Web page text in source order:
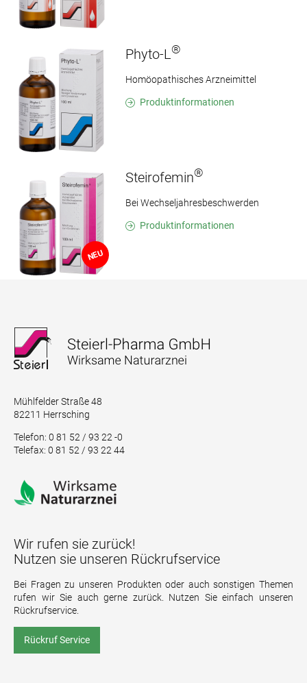
Phyto-L®
Homöopathisches Arzneimittel
Produktinformationen
NEU
Steirofemin®
Bei Wechseljahresbeschwerden
Produktinformationen
Mühlfelder Straße 48
82211 Herrsching
Telefon: 0 81 52 / 93 22 -0
Telefax: 0 81 52 / 93 22 44
Wir rufen sie zurück!
Nutzen sie unseren Rückrufservice
Bei Fragen zu unseren Produkten oder auch sonstigen Themen
rufen wir Sie auch gerne zurück. Nutzen Sie einfach unseren
Rückrufservice.
Rückruf Service